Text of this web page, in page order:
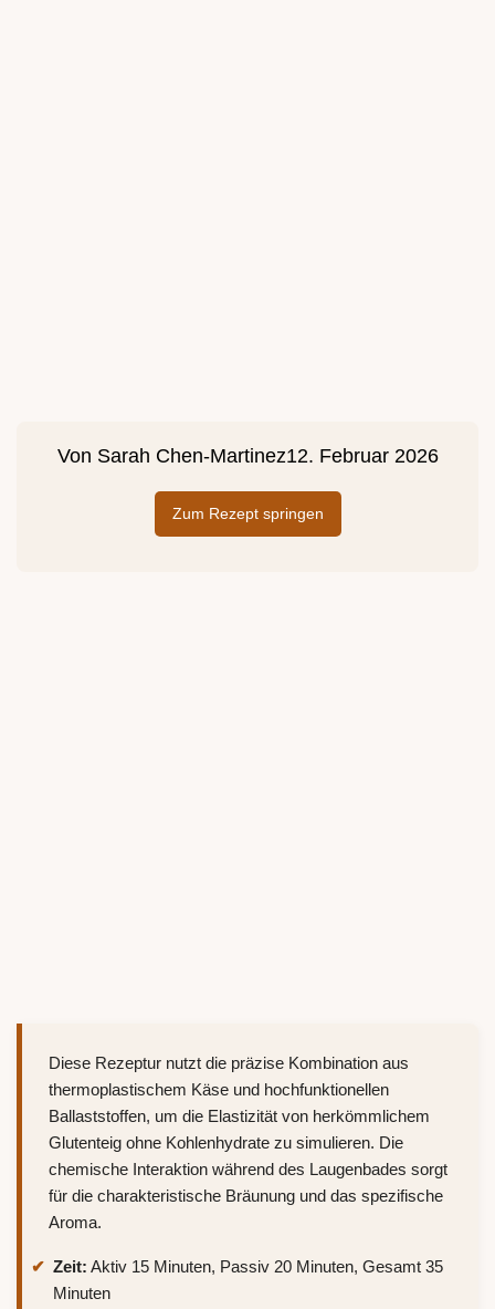
Von Sarah Chen-Martinez12. Februar 2026
Zum Rezept springen
Diese Rezeptur nutzt die präzise Kombination aus
thermoplastischem Käse und hochfunktionellen
Ballaststoffen, um die Elastizität von herkömmlichem
Glutenteig ohne Kohlenhydrate zu simulieren. Die
chemische Interaktion während des Laugenbades sorgt
für die charakteristische Bräunung und das spezifische
Aroma.
Zeit: Aktiv 15 Minuten, Passiv 20 Minuten, Gesamt 35
Minuten